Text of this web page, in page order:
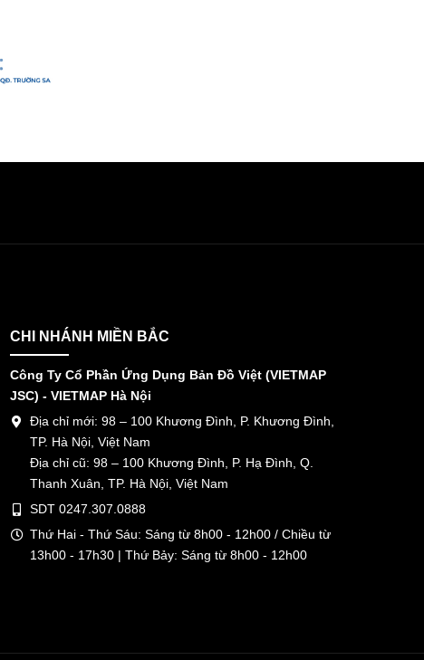
CHI NHÁNH MIỀN BẮC
Công Ty Cổ Phần Ứng Dụng Bản Đồ Việt (VIETMAP
JSC) - VIETMAP Hà Nội
Địa chỉ mới: 98 – 100 Khương Đình, P. Khương Đình,
TP. Hà Nội, Việt Nam
Địa chỉ cũ: 98 – 100 Khương Đình, P. Hạ Đình, Q.
Thanh Xuân, TP. Hà Nội, Việt Nam
SDT 0247.307.0888
Thứ Hai - Thứ Sáu: Sáng từ 8h00 - 12h00 / Chiều từ
13h00 - 17h30 | Thứ Bảy: Sáng từ 8h00 - 12h00